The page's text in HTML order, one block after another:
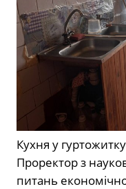
Кухня у
Проректор з
питань